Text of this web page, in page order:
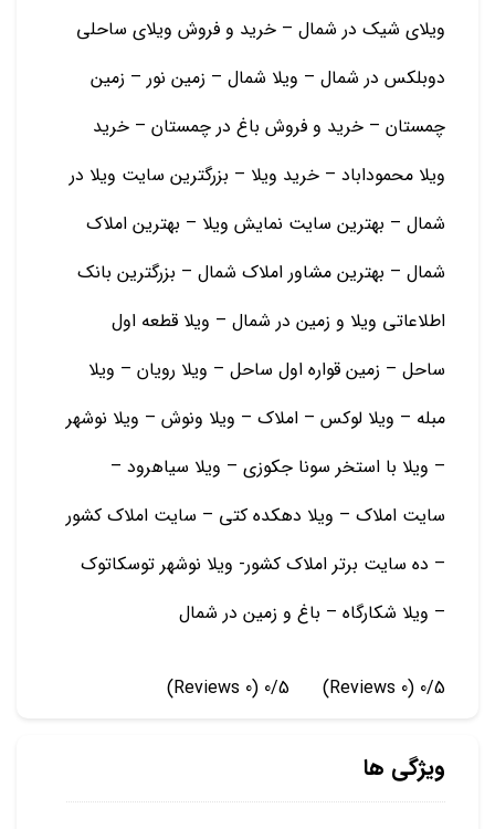
ویلای شیک در شمال – خرید و فروش ویلای ساحلی
دوبلکس در شمال – ویلا شمال – زمین نور – زمین
چمستان – خرید و فروش باغ در چمستان – خرید
ویلا محموداباد – خرید ویلا – بزرگترین سایت ویلا در
شمال – بهترین سایت نمایش ویلا – بهترین املاک
شمال – بهترین مشاور املاک شمال – بزرگترین بانک
اطلاعاتی ویلا و زمین در شمال – ویلا قطعه اول
ساحل – زمین قواره اول ساحل – ویلا رویان – ویلا
مبله – ویلا لوکس – املاک – ویلا ونوش – ویلا نوشهر
– ویلا با استخر سونا جکوزی – ویلا سیاهرود –
سایت املاک – ویلا دهکده کتی – سایت املاک کشور
– ده سایت برتر املاک کشور- ویلا نوشهر توسکاتوک
– ویلا شکارگاه – باغ و زمين در شمال
0/5
(0 Reviews)
0/5
(0 Reviews)
ویژگی ها